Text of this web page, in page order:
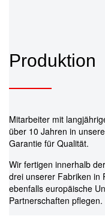
Produktion
Mitarbeiter mit
über 10 Jahren in
Garantie für Qualität.
Wir fertigen innerhalb
drei unserer Fabriken in
ebenfalls europäische
Partnerschaften pflegen.